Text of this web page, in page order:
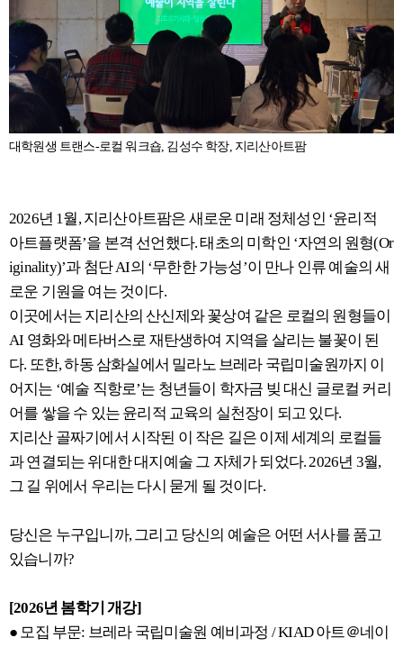
대학원생 트랜스-로컬 워크숍, 김성수 학장, 지리산아트팜
2026년 1월, 지리산아트팜은 새로운 미래 정체성인 ‘윤리적
아트플랫폼’을 본격 선언했다. 태초의 미학인 ‘자연의 원형(Or
iginality)’과 첨단 AI의 ‘무한한 가능성’이 만나 인류 예술의 새
로운 기원을 여는 것이다.
이곳에서는 지리산의 산신제와 꽃상여 같은 로컬의 원형들이
AI 영화와 메타버스로 재탄생하여 지역을 살리는 불꽃이 된
다. 또한, 하동 삼화실에서 밀라노 브레라 국립미술원까지 이
어지는 ‘예술 직항로’는 청년들이 학자금 빚 대신 글로컬 커리
어를 쌓을 수 있는 윤리적 교육의 실천장이 되고 있다.
지리산 골짜기에서 시작된 이 작은 길은 이제 세계의 로컬들
과 연결되는 위대한 대지예술 그 자체가 되었다. 2026년 3월,
그 길 위에서 우리는 다시 묻게 될 것이다.
당신은 누구입니까, 그리고 당신의 예술은 어떤 서사를 품고
있습니까?
[2026년 봄학기 개강]
● 모집 부문: 브레라 국립미술원 예비과정 / KIAD 아트＠네이